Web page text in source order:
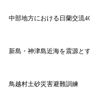
中部地方における日蘭交流
新島・神津島近海を震源と
鳥越村土砂災害避難訓練